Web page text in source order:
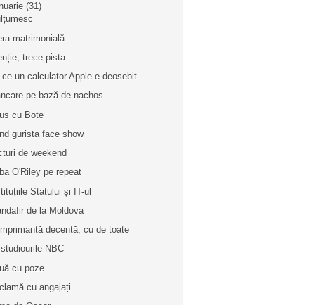
(31)
matrimonială
trece pista
ce un calculator Apple e deosebit
pe bază de nachos
cu Bote
gurista face show
de weekend
O'Riley pe repeat
Statului și IT-ul
de la Moldova
decentă, cu de toate
studiourile NBC
cu poze
cu angajați